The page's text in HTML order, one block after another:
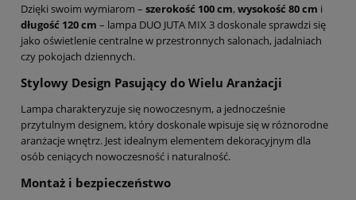
Dzięki swoim wymiarom – szerokość 100 cm, wysokość 80 cm i
długość 120 cm – lampa DUO JUTA MIX 3 doskonale sprawdzi się
jako oświetlenie centralne w przestronnych salonach, jadalniach
czy pokojach dziennych.
Stylowy Design Pasujący do Wielu Aranżacji
Lampa charakteryzuje się nowoczesnym, a jednocześnie
przytulnym designem, który doskonale wpisuje się w różnorodne
aranżacje wnętrz. Jest idealnym elementem dekoracyjnym dla
osób ceniących nowoczesność i naturalność.
Montaż i bezpieczeństwo